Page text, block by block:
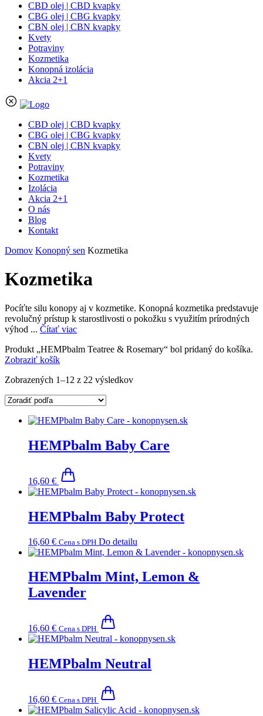
CBD olej | CBD kvapky
CBG olej | CBG kvapky
CBN olej | CBN kvapky
Kvety
Potraviny
Kozmetika
Konopná izolácia
Akcia 2+1
CBD olej | CBD kvapky
CBG olej | CBG kvapky
CBN olej | CBN kvapky
Kvety
Potraviny
Kozmetika
Izolácia
Akcia 2+1
O nás
Blog
Kontakt
Domov Konopný sen Kozmetika
Kozmetika
Pocíťte silu konopy aj v kozmetike. Konopná kozmetika predstavuje
revolučný prístup k starostlivosti o pokožku s využitím prírodných
výhod ... Čítať viac
Produkt „HEMPbalm Teatree & Rosemary“ bol pridaný do košíka.
Zobraziť košík
Zobrazených 1–12 z 22 výsledkov
HEMPbalm Baby Care
16,60 €
HEMPbalm Baby Protect
16,60 € Cena s DPH Do detailu
HEMPbalm Mint, Lemon &
Lavender
16,60 € Cena s DPH
HEMPbalm Neutral
16,60 € Cena s DPH